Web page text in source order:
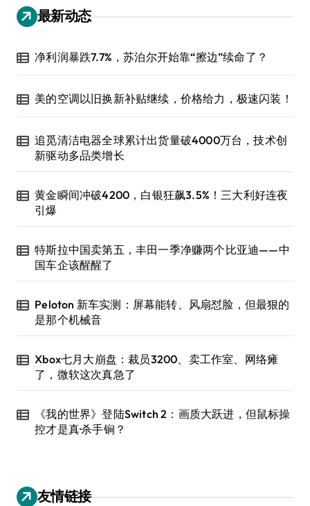
最新动态
净利润暴跌7.7%，苏泊尔开始靠“擦边”续命了？
美的空调以旧换新补贴继续，价格给力，极速闪装！
追觅清洁电器全球累计出货量破4000万台，技术创
新驱动多品类增长
黄金瞬间冲破4200，白银狂飙3.5%！三大利好连夜
引爆
特斯拉中国卖第五，丰田一季净赚两个比亚迪——中
国车企该醒醒了
Peloton 新车实测：屏幕能转、风扇怼脸，但最狠的
是那个机械音
Xbox七月大崩盘：裁员3200、卖工作室、网络瘫
了，微软这次真急了
《我的世界》登陆Switch 2：画质大跃进，但鼠标操
控才是真·杀手锏？
友情链接